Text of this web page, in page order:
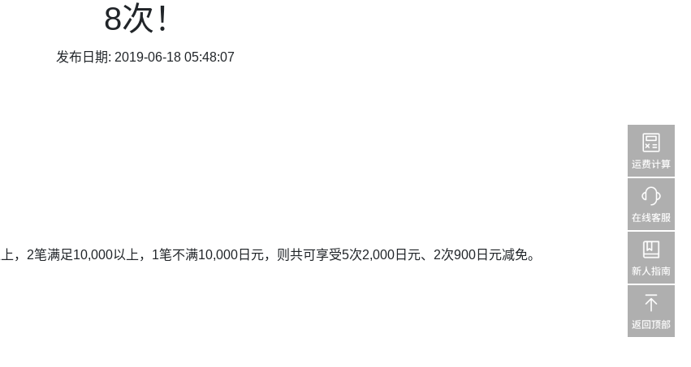
8次！
发布日期: 2019-06-18 05:48:07
，2笔满足10,000以上，1笔不满10,000日元，则共可享受5次2,000日元、2次900日元减免。